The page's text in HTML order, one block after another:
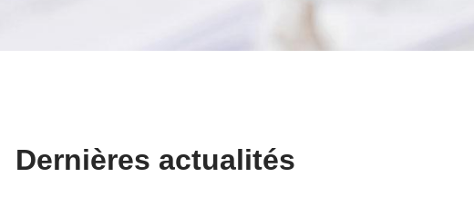
Dernières actualités